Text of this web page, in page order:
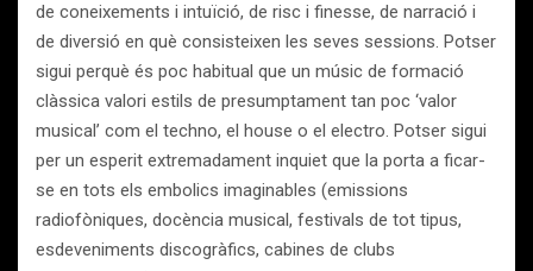
de coneixements i intuïció, de risc i finesse, de narració i
de diversió en què consisteixen les seves sessions. Potser
sigui perquè és poc habitual que un músic de formació
clàssica valori estils de presumptament tan poc ‘valor
musical’ com el techno, el house o el electro. Potser sigui
per un esperit extremadament inquiet que la porta a ficar-
se en tots els embolics imaginables (emissions
radiofòniques, docència musical, festivals de tot tipus,
esdeveniments discogràfics, cabines de clubs